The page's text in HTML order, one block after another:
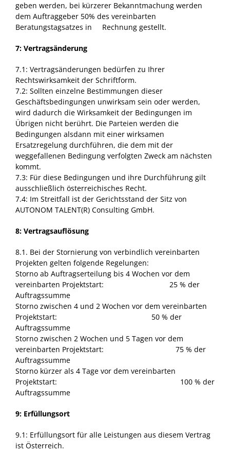
geben werden, bei kürzerer Bekanntmachung werden
dem Auftraggeber 50% des vereinbarten
Beratungstagsatzes in Rechnung gestellt.
7: Vertragsänderung
7.1: Vertragsänderungen bedürfen zu Ihrer
Rechtswirksamkeit der Schriftform.
7.2: Sollten einzelne Bestimmungen dieser
Geschäftsbedingungen unwirksam sein oder werden,
wird dadurch die Wirksamkeit der Bedingungen im
Übrigen nicht berührt. Die Parteien werden die
Bedingungen alsdann mit einer wirksamen
Ersatzregelung durchführen, die dem mit der
weggefallenen Bedingung verfolgten Zweck am nächsten
kommt.
7.3: Für diese Bedingungen und ihre Durchführung gilt
ausschließlich österreichisches Recht.
7.4: Im Streitfall ist der Gerichtsstand der Sitz von
AUTONOM TALENT(R) Consulting GmbH.
8: Vertragsauflösung
8.1. Bei der Stornierung von verbindlich vereinbarten
Projekten gelten folgende Regelungen:
Storno ab Auftragserteilung bis 4 Wochen vor dem
vereinbarten Projektstart: 25 % der
Auftragssumme
Storno zwischen 4 und 2 Wochen vor dem vereinbarten
Projektstart: 50 % der
Auftragssumme
Storno zwischen 2 Wochen und 5 Tagen vor dem
vereinbarten Projektstart: 75 % der
Auftragssumme
Storno kürzer als 4 Tage vor dem vereinbarten
Projektstart: 100 % der
Auftragssumme
9: Erfüllungsort
9.1: Erfüllungsort für alle Leistungen aus diesem Vertrag
ist Österreich.